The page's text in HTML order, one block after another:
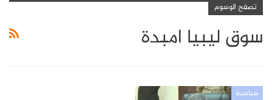
تصفح الوسوم
سوق ليبيا امبدة
سياسية